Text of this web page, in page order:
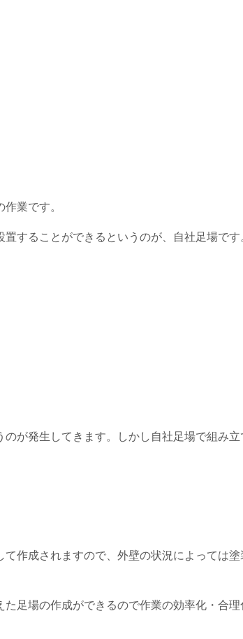
業です。
することができるというのが、自社足場です
が発生してきます。しかし自社足場で組み
作成されますので、外壁の状況によっては
足場の作成ができるので作業の効率化・合